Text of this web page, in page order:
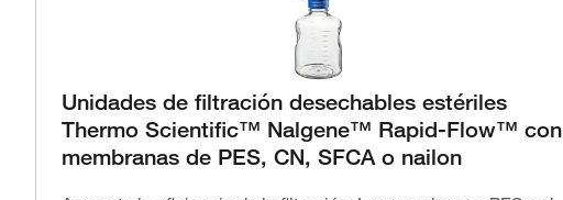
Unidades de filtración desechables estériles
Thermo Scientific™ Nalgene™ Rapid-Flow™ con
membranas de PES, CN, SFCA o nailon